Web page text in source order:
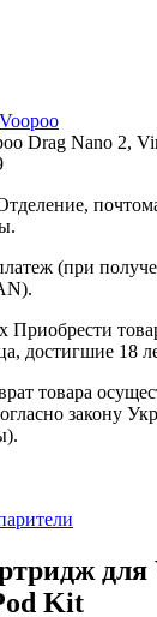
Voopoo
Drag Nano 2,
(при
Приобрести
достигшие 18
товара
закону
для
Kit